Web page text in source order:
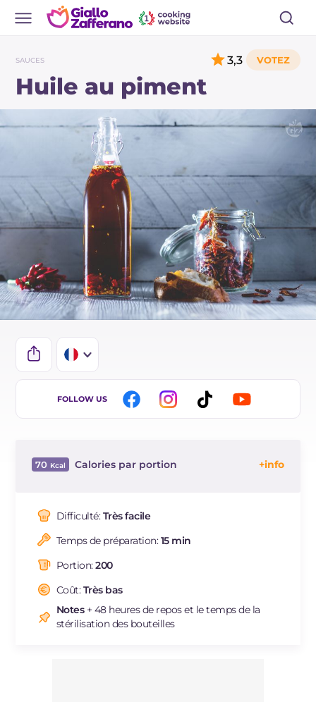
SAUCES
Huile au piment
3,3
IT
ES
FOLLOW US
70 Calories par portion
Dont sucres
Graisses
dont acides gras saturés
Difficulté:Très facile
Temps de préparation:15 min
Portion:200
Coût:Très bas
Notes+ 48 heures de repos et le temps de la
stérilisation des bouteilles